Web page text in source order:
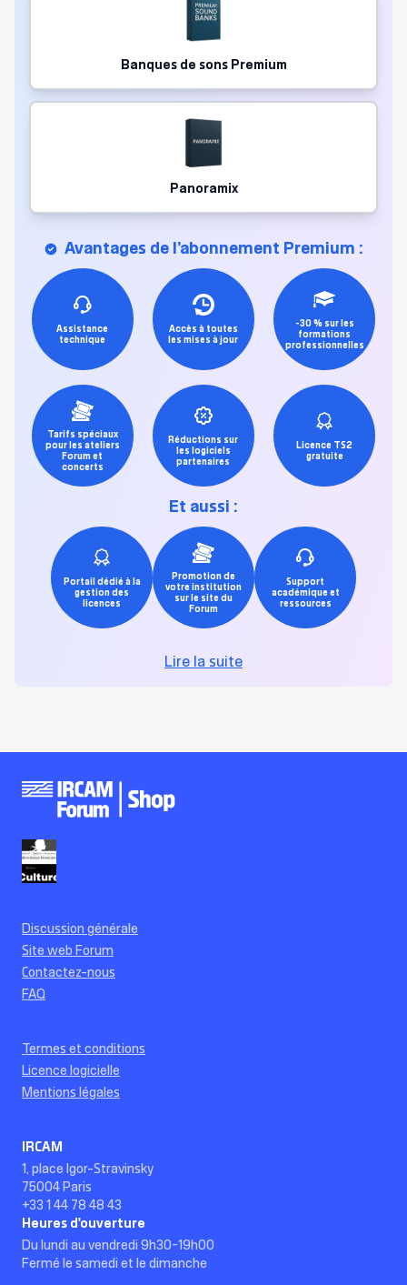
Banques de sons Premium
Panoramix
Avantages de l’abonnement Premium :
Assistance
technique
Accès à toutes
les mises à jour
-30 % sur les
formations
professionnelles
Tarifs spéciaux
pour les ateliers
Forum et
concerts
Réductions sur
les logiciels
partenaires
Licence TS2
gratuite
Et aussi :
Portail dédié à la
gestion des
licences
Promotion de
votre institution
sur le site du
Forum
Support
académique et
ressources
Lire la suite
Discussion générale
Site web Forum
Contactez-nous
FAQ
Termes et conditions
Licence logicielle
Mentions légales
IRCAM
1, place Igor-Stravinsky
75004 Paris
+33 1 44 78 48 43
Heures d'ouverture
Du lundi au vendredi 9h30-19h00
Fermé le samedi et le dimanche